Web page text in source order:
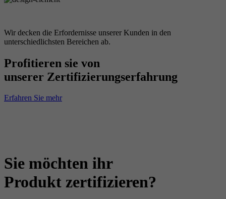
Wir decken die Erfordernisse unserer Kunden in den
unterschiedlichsten Bereichen ab.
Profitieren sie von
unserer Zertifizierungserfahrung
Erfahren Sie mehr
Sie möchten ihr
Produkt zertifizieren?